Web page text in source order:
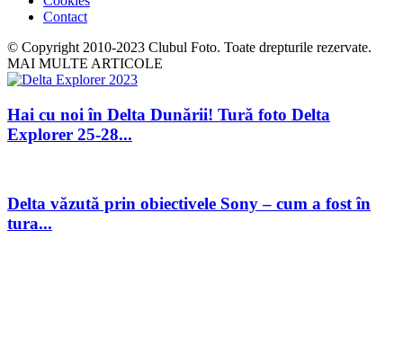
Contact
© Copyright 2010-2023 Clubul Foto. Toate drepturile rezervate.
MAI MULTE ARTICOLE
Hai cu noi în Delta Dunării! Tură foto Delta
Explorer 25-28...
Delta văzută prin obiectivele Sony – cum a fost în
tura...